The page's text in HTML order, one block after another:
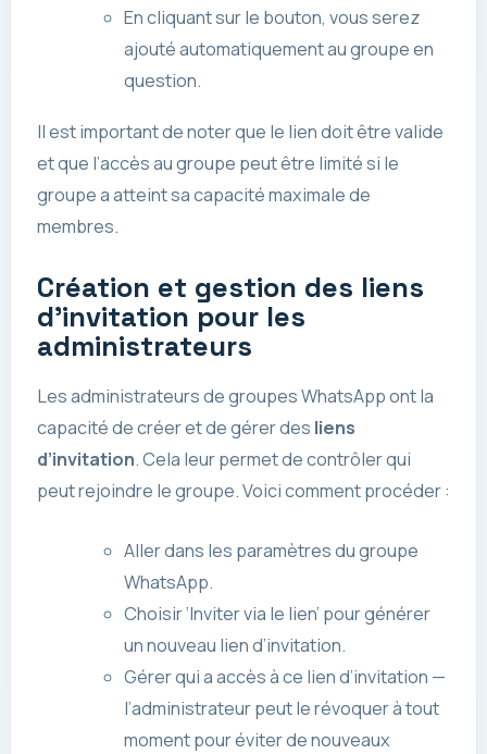
En cliquant sur le bouton, vous serez
ajouté automatiquement au groupe en
question.
Il est important de noter que le lien doit être valide
et que l’accès au groupe peut être limité si le
groupe a atteint sa capacité maximale de
membres.
Création et gestion des liens
d’invitation pour les
administrateurs
Les administrateurs de groupes WhatsApp ont la
capacité de créer et de gérer des liens
d’invitation. Cela leur permet de contrôler qui
peut rejoindre le groupe. Voici comment procéder :
Aller dans les paramètres du groupe
WhatsApp.
Choisir ‘Inviter via le lien’ pour générer
un nouveau lien d’invitation.
Gérer qui a accès à ce lien d’invitation —
l’administrateur peut le révoquer à tout
moment pour éviter de nouveaux